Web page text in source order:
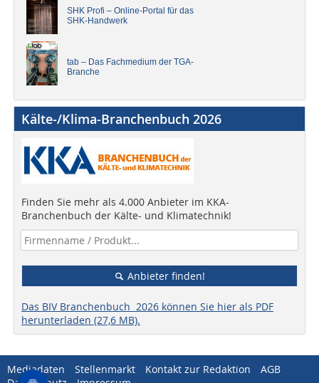
SHK Profi – Online-Portal für das
SHK-Handwerk
tab – Das Fachmedium der TGA-
Branche
Kälte-/Klima-Branchenbuch 2026
Finden Sie mehr als 4.000 Anbieter im KKA-
Branchenbuch der Kälte- und Klimatechnik!
Anbieter finden!
Das BIV Branchenbuch 2026 können Sie hier als PDF
herunterladen (27,6 MB).
Mediadaten Stellenmarkt Kontakt zur Redaktion
AGB